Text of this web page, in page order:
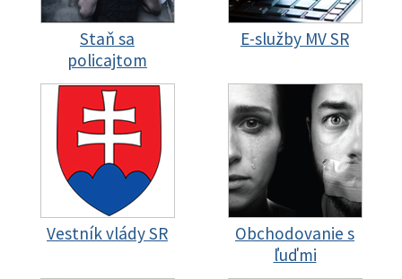
Staň sa
policajtom
E-služby MV SR
Vestník vlády SR
Obchodovanie s
ľuďmi